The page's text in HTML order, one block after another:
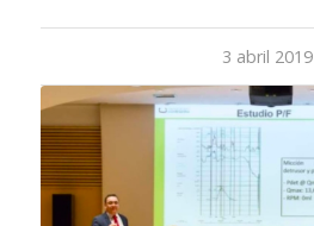
3 abril 2019